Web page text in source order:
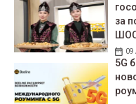
за
09
5G